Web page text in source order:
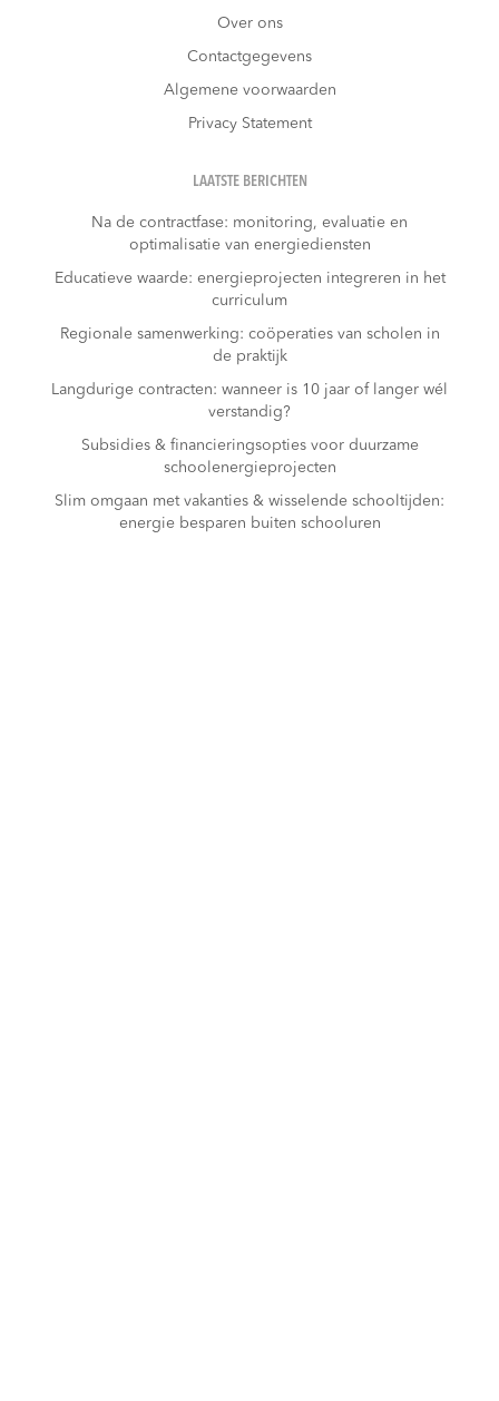
Over ons
Contactgegevens
Algemene voorwaarden
Privacy Statement
LAATSTE BERICHTEN
Na de contractfase: monitoring, evaluatie en
optimalisatie van energiediensten
Educatieve waarde: energieprojecten integreren in het
curriculum
Regionale samenwerking: coöperaties van scholen in
de praktijk
Langdurige contracten: wanneer is 10 jaar of langer wél
verstandig?
Subsidies & financieringsopties voor duurzame
schoolenergieprojecten
Slim omgaan met vakanties & wisselende schooltijden:
energie besparen buiten schooluren